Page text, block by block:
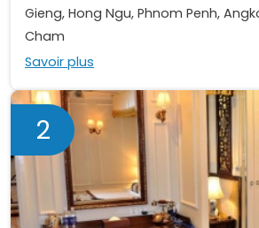
Gieng, Hong Ngu, Phnom Penh,
Cham
Savoir plus
2